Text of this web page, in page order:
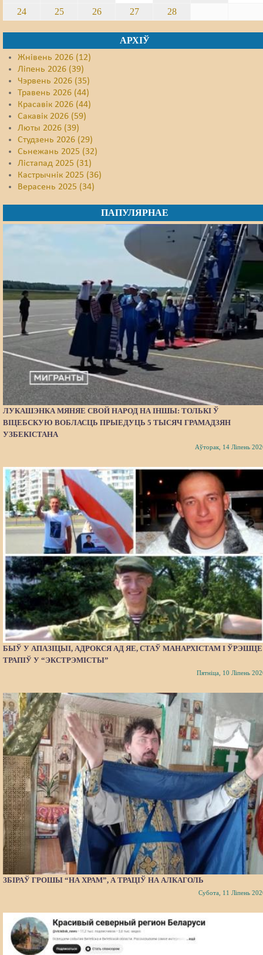
24
25 26 27 28
АРХІЎ
Жнівень 2026 (12)
Ліпень 2026 (39)
Чэрвень 2026 (35)
Травень 2026 (44)
Красавік 2026 (44)
Сакавік 2026 (59)
Люты 2026 (39)
Студзень 2026 (29)
Сьнежань 2025 (32)
Лістапад 2025 (31)
Кастрычнік 2025 (36)
Верасень 2025 (34)
ПАПУЛЯРНАЕ
ЛУКАШЭНКА МЯНЯЕ СВОЙ НАРОД НА ІНШЫ: ТОЛЬКІ Ў
ВІЦЕБСКУЮ ВОБЛАСЦЬ ПРЫЕДУЦЬ 5 ТЫСЯЧ ГРАМАДЗЯН
УЗБЕКІСТАНА
Аўторак, 14 Ліпень
БЫЎ У АПАЗІЦЫІ, АДРОКСЯ АД ЯЕ, СТАЎ МАНАРХІСТАМ І ЎРЭШЦЕ
ТРАПІЎ У “ЭКСТРЭМІСТЫ”
Пятніца, 10 Ліпень
ЗБІРАЎ ГРОШЫ “НА ХРАМ”, А ТРАЦІЎ НА АЛКАГОЛЬ
Субота, 11 Ліпень
Экалёгія
Сацыяльныя правы